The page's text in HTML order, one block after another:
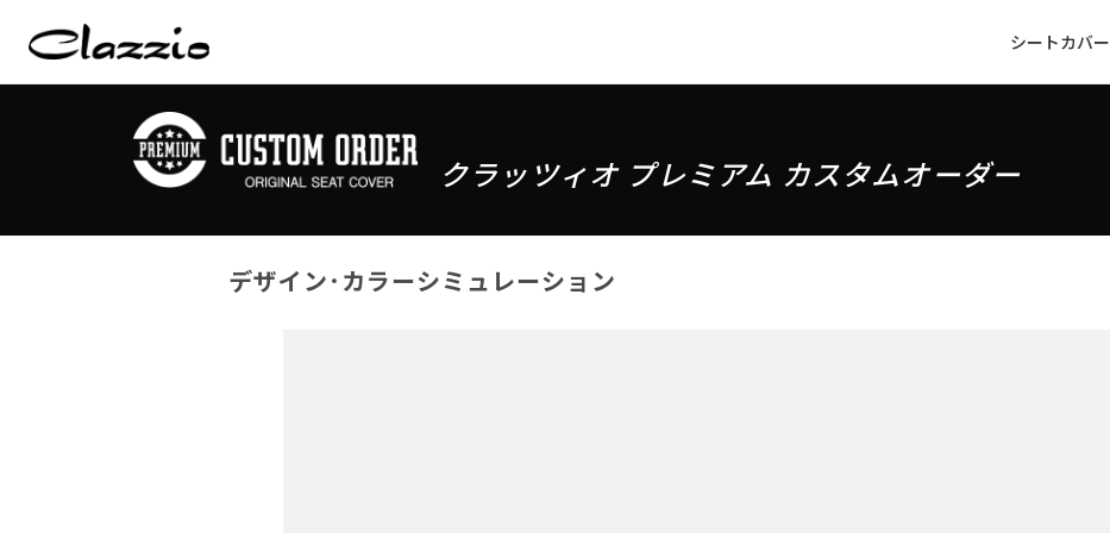
シートカバー
クラッツィオ プレミアム カスタムオーダー
デザイン･カラーシミュレーション